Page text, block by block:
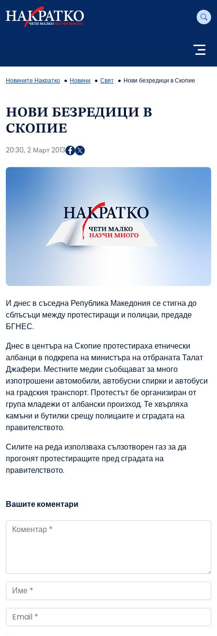
Новините Накратко Новини Свят Нови безредици в Скопие
НОВИ БЕЗРЕДИЦИ В
СКОПИЕ
20:30, 2 Март 2013
И днес в съседна Република Македония се стигна до
сблъсъци между протестиращи и полицаи, предаде
БГНЕС.
Днес в центъра на Скопие протестираха етнически
албанци в подкрепа на министъра на отбраната Талат
Джафери. Местните медии съобщават за много
изпотрошени автомобили, автобусни спирки и автобуси
на градския транспорт. Протестът бе организиран от
група младежи от албански произход. Те хвърляха
камъни и бутилки срещу полицаите и сградата на
правителството.
Силите на реда използваха сълзотворен газ за да
прогонят протестиращите пред сградата на
правителството.
Вашите коментари